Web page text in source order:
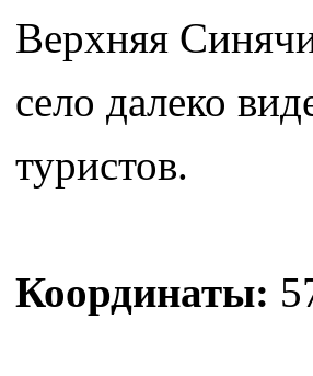
Верхняя
село далеко
туристов.
Координаты: